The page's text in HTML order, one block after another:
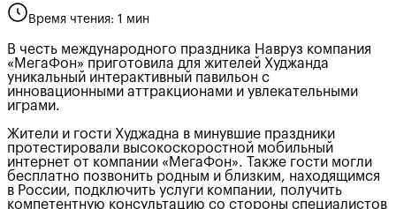
Время чтения: 1 мин
В честь международного праздника Навруз компания
«МегаФон» приготовила для жителей Худжанда
уникальный интерактивный павильон с
инновационными аттракционами и увлекательными
играми.
Жители и гости Худжадна в минувшие праздники
протестировали высокоскоростной мобильный
интернет от компании «МегаФон». Также гости могли
бесплатно позвонить родным и близким, находящимся
в России, подключить услуги компании, получить
компетентную консультацию со стороны специалистов